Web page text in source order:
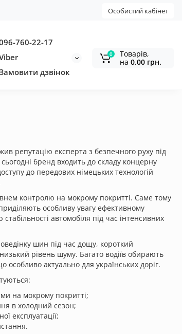
Особистий кабінет
760-22-17
дзвінок
0
Товарів,
на 0.00 грн.
репутацію експерта з безпечного руху під
бренд входить до складу концерну
до передових німецьких технологій
контролю на мокрому покритті. Саме тому
особливу увагу ефективному
автомобіля під час інтенсивних
шин під час дощу, короткий
рівень шуму. Багато водіїв обирають
актуально для українських доріг.
на мокрому покритті;
в холодний сезон;
експлуатації;